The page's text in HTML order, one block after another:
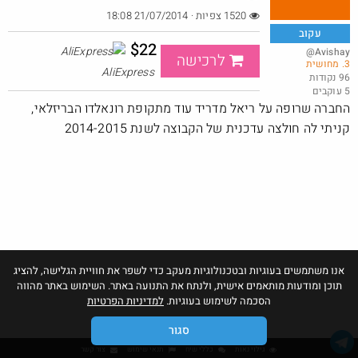
פנס לבעלי סוללות 18V מקיטה
$6.8
@LanVb70
7· 2· 214
אנו משתמשים בעוגיות ובטכנולוגיות מעקב כדי לשפר את חוויית הגלישה, להציג
תוכן ומודעות מותאמים אישית, ולנתח את התנועה באתר. השימוש באתר מהווה
הסכמה לשימוש בעוגיות. למדיניות הפרטיות
סגור
עקוב
@Avishay
3. מחושית
96 נקודות
5 עוקבים
לרכישה $22
AliExpress
החברה שרופה על ריאל מדריד עוד מתקופת רונאלדו הבריזלאי,
קניתי לה חולצה עדכנית של הקבוצה לשנת 2014-2015